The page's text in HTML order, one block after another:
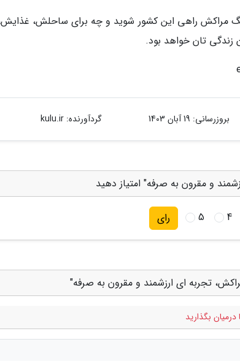
مراکش راهی این کشور شوید و چه برای ساحلش، غذایش،
زندگی تان خواهد بود.
بروزرسانی: 19 آبان 1403 گردآورنده:kulu.ir
و مقرون به صرفه" امتیاز دهید
4
5 رای
تجربه ای ارزشمند و مقرون به صرفه"
درمیان بگذارید